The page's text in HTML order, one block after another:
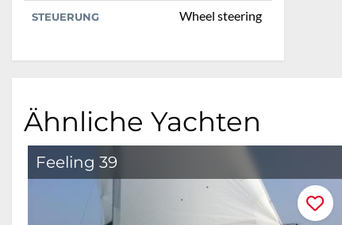
STEUERUNG Wheel steering
Ähnliche Yachten
Feeling 39